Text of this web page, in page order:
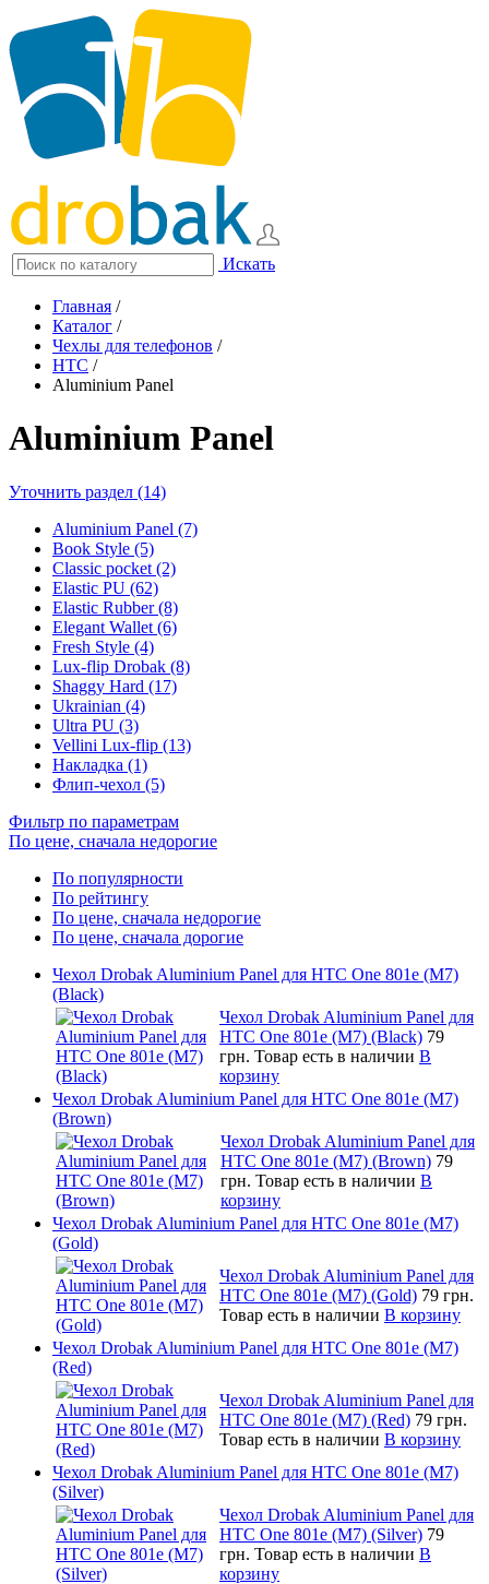
Искать
Главная /
Каталог /
Чехлы для телефонов /
HTC /
Aluminium Panel
Aluminium Panel
Уточнить раздел (14)
Aluminium Panel (7)
Book Style (5)
Classic pocket (2)
Elastic PU (62)
Elastic Rubber (8)
Elegant Wallet (6)
Fresh Style (4)
Lux-flip Drobak (8)
Shaggy Hard (17)
Ukrainian (4)
Ultra PU (3)
Vellini Lux-flip (13)
Накладка (1)
Флип-чехол (5)
Фильтр по параметрам
По цене, сначала недорогие
По популярности
По рейтингу
По цене, сначала недорогие
По цене, сначала дорогие
Чехол Drobak Aluminium Panel для HTC One 801e (M7)
(Black)
Чехол Drobak Aluminium Panel для
HTC One 801e (M7) (Black) 79
грн. Товар есть в наличии В
корзину
Чехол Drobak Aluminium Panel для HTC One 801e (M7)
(Brown)
Чехол Drobak Aluminium Panel для
HTC One 801e (M7) (Brown) 79
грн. Товар есть в наличии В
корзину
Чехол Drobak Aluminium Panel для HTC One 801e (M7)
(Gold)
Чехол Drobak Aluminium Panel для
HTC One 801e (M7) (Gold) 79 грн.
Товар есть в наличии В корзину
Чехол Drobak Aluminium Panel для HTC One 801e (M7)
(Red)
Чехол Drobak Aluminium Panel для
HTC One 801e (M7) (Red) 79 грн.
Товар есть в наличии В корзину
Чехол Drobak Aluminium Panel для HTC One 801e (M7)
(Silver)
Чехол Drobak Aluminium Panel для
HTC One 801e (M7) (Silver) 79
грн. Товар есть в наличии В
корзину